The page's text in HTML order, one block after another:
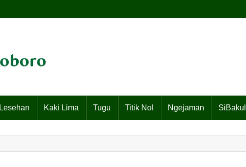
Lesehan Kaki Lima Tugu Titik Nol Ngejaman SiBakul